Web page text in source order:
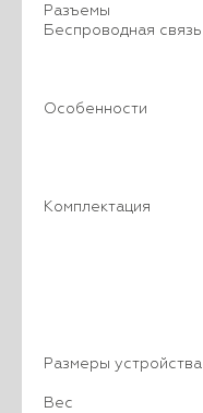
Разъемы
Беспроводная связь
Особенности
Комплектация
Размеры устройства
Вес